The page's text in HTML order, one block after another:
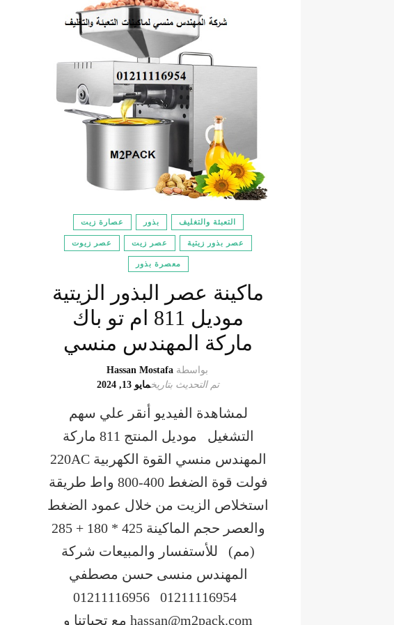
التعبئة والتغليف بذور عصارة زيت
عصر بذور زيتية عصر زيت عصر زيوت
معصرة بذور
ماكينة عصر البذور الزيتية
موديل 811 ام تو باك
ماركة المهندس منسي
بواسطةHassan Mostafa
تم التحديث بتاريخمايو 13, 2024
لمشاهدة الفيديو أنقر علي سهم
التشغيل موديل المنتج 811 ماركة
المهندس منسي القوة الكهربية 220AC
فولت قوة الضغط 400-800 واط طريقة
استخلاص الزيت من خلال عمود الضغط
والعصر حجم الماكينة 425 * 180 + 285
(مم) للأستفسار والمبيعات شركة
المهندس منسى حسن مصطفي
01211116954 01211116956
hassan@m2pack.com مع تحياتنا و